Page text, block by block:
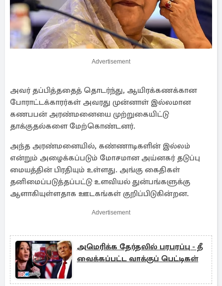
Advertisement
அவர் தப்பித்ததைத் தொடர்ந்து, ஆயிரக்கணக்கான
போராட்டக்காரர்கள் அவரது முன்னாள் இல்லமான
கணபபன் அரண்மனையை முற்றுகையிட்டு
தாக்குதல்களை மேற்கொண்டனர்.
அந்த அரண்மனையில், கண்ணாடிகளின் இல்லம்
என்றும் அழைக்கப்படும் மோசமான அய்னகர் தடுப்பு
மையத்தின் பிரதியும் உள்ளது. அங்கு கைதிகள்
தனிமைப்படுத்தப்பட்டு உளவியல் துன்பங்களுக்கு
ஆளாகியுள்ளதாக ஊடகங்கள் குறிப்பிடுகின்றன.
Advertisement
அமெரிக்க தேர்தலில் பரபரப்பு - தீ
வைக்கப்பட்ட வாக்குப் பெட்டிகள்